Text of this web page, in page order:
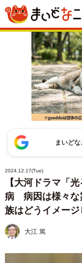
まいど
2024.12.17(Tue)
【大河ドラマ「
病 病因は様々な
族はどうイメー
大江 篤